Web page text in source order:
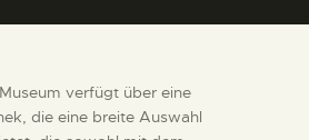
verfügt über eine
die eine breite Auswahl